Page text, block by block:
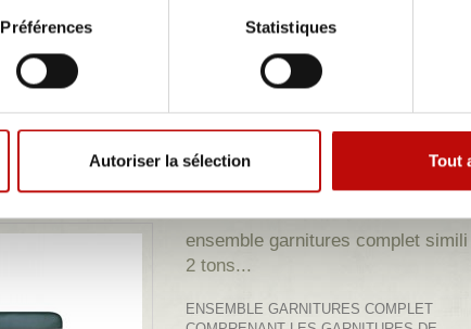
Préférences Statistiques
Autoriser la sélection Tout
ensemble garnitures complet simili
2 tons...
ENSEMBLE GARNITURES COMPLET